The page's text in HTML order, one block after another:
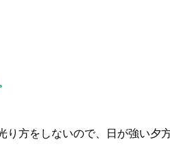
方をしないので、日が強い夕